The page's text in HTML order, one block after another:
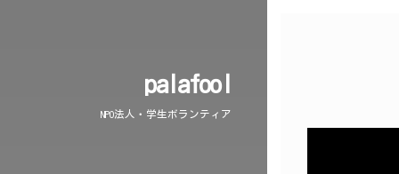
palafool
NPO法人・学生ボランティア